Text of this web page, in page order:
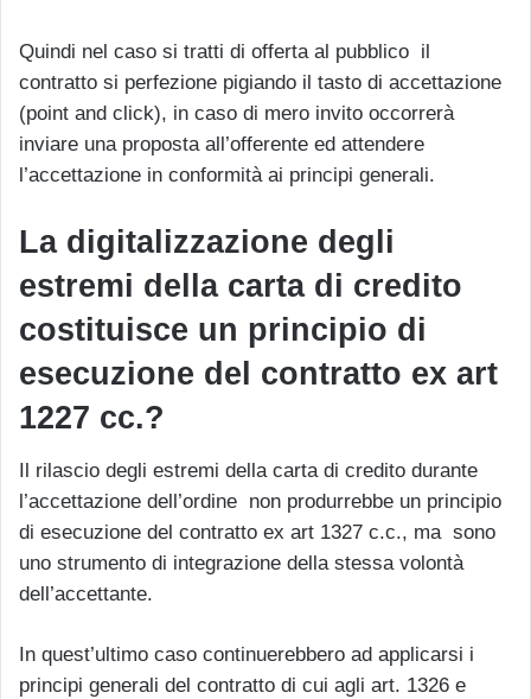
Quindi nel caso si tratti di offerta al pubblico il
contratto si perfezione pigiando il tasto di accettazione
(point and click), in caso di mero invito occorrerà
inviare una proposta all’offerente ed attendere
l’accettazione in conformità ai principi generali.
La digitalizzazione degli
estremi della carta di credito
costituisce un principio di
esecuzione del contratto ex art
1227 cc.?
Il rilascio degli estremi della carta di credito durante
l’accettazione dell’ordine non produrrebbe un principio
di esecuzione del contratto ex art 1327 c.c., ma sono
uno strumento di integrazione della stessa volontà
dell’accettante.
In quest’ultimo caso continuerebbero ad applicarsi i
principi generali del contratto di cui agli art. 1326 e